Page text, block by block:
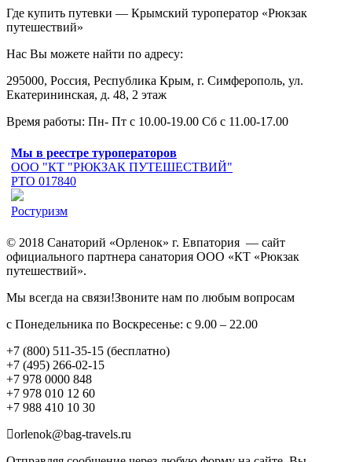
Где купить путевки — Крымский туроператор «Рюкзак
путешествий»
Нас Вы можете найти по адресу:
295000, Россия, Республика Крым, г. Симферополь, ул.
Екатерининская, д. 48, 2 этаж
Время работы: Пн- Пт с 10.00-19.00 Сб с 11.00-17.00
Мы в реестре туроператоров
ООО "КТ "РЮКЗАК ПУТЕШЕСТВИЙ"
РТО 017840
Ростуризм
© 2018 Санаторий «Орленок» г. Евпатория — сайт
официального партнера санатория ООО «КТ «Рюкзак
путешествий».
Мы всегда на связи!Звоните нам по любым вопросам
с Понедельника по Воскресенье: с 9.00 – 22.00
+7 (800) 511-35-15 (бесплатно)
+7 (495) 266-02-15
+7 978 0000 848
+7 978 010 12 60
+7 988 410 10 30
orlenok@bag-travels.ru